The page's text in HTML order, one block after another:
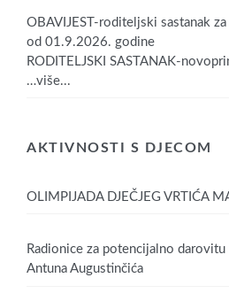
OBAVIJEST-roditeljski sastanak
od 01.9.2026. godine
RODITELJSKI SASTANAK-
…više...
AKTIVNOSTI S DJECOM
OLIMPIJADA DJEČJEG VRTIĆA
Radionice za potencijalno
Antuna Augustinčića